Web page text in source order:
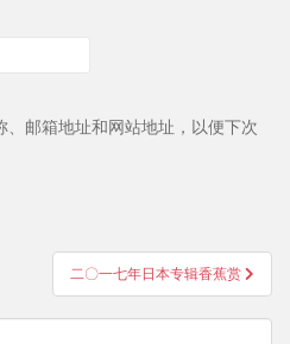
邮箱地址和网站地址，以便下次
二〇一七年日本专辑香蕉赏